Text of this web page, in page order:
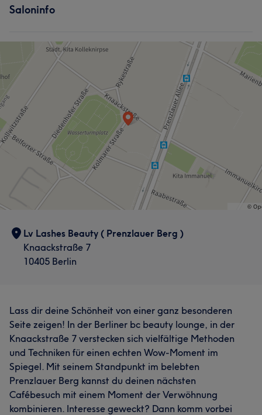
unserer Kunden widerspiegelt.
Nägel Massage
Haarentfernung
Portfolio
Portfolio
Saloninfo
Lv Lashes Beauty ( Prenzlauer Berg )
Knaackstraße 7
10405 Berlin
Lass dir deine Schönheit von einer ganz besonderen
Seite zeigen! In der Berliner bc beauty lounge, in der
Knaackstraße 7 verstecken sich vielfältige Methoden
und Techniken für einen echten Wow-Moment im
Spiegel. Mit seinem Standpunkt im belebten
Prenzlauer Berg kannst du deinen nächsten
Cafébesuch mit einem Moment der Verwöhnung
kombinieren. Interesse geweckt? Dann komm vorbei